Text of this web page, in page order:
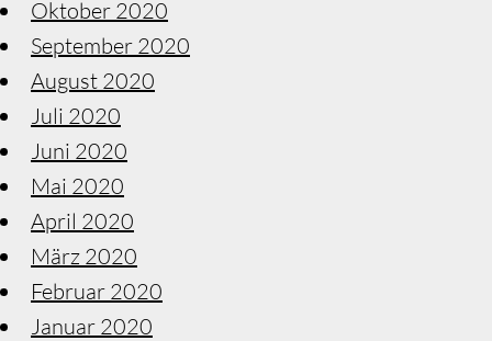
Oktober 2020
September 2020
August 2020
Juli 2020
Juni 2020
Mai 2020
April 2020
März 2020
Februar 2020
Januar 2020